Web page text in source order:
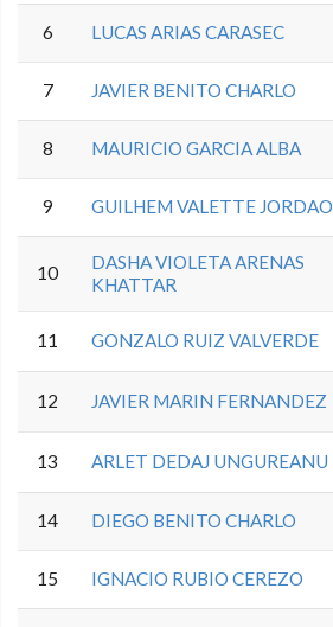
6 LUCAS ARIAS CARASEC
7 JAVIER BENITO CHARLO
8 MAURICIO GARCIA ALBA
9 GUILHEM VALETTE JORDAO
10
DASHA VIOLETA ARENAS
KHATTAR
11 GONZALO RUIZ VALVERDE
12 JAVIER MARIN FERNANDEZ
13 ARLET DEDAJ UNGUREANU
14 DIEGO BENITO CHARLO
15 IGNACIO RUBIO CEREZO